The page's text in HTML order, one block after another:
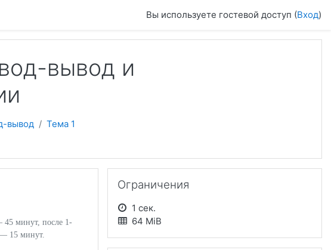
Вы используете гостевой доступ (Вход)
вывод и
вывод
Тема 1
45 минут, после 1-
— 15 минут.
Ограничения
1 сек.
64 MiB